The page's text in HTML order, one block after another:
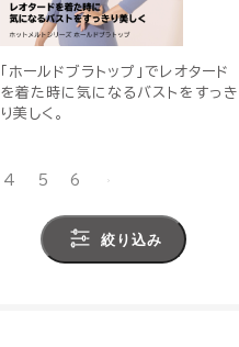
「ホールドブラトップ」でレオタード
を着た時に気になるバストをすっき
り美しく。
4 5 6
絞り込み